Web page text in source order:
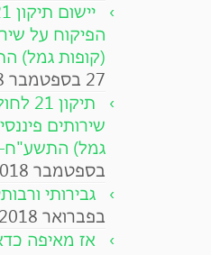
הפיקוח על
(קופות גמל)
27 בספטמבר 2018
שירותים
גמל) התשע"ח–
בספטמבר 2018
גבירותי
בפברואר 2018
אז מאיפה